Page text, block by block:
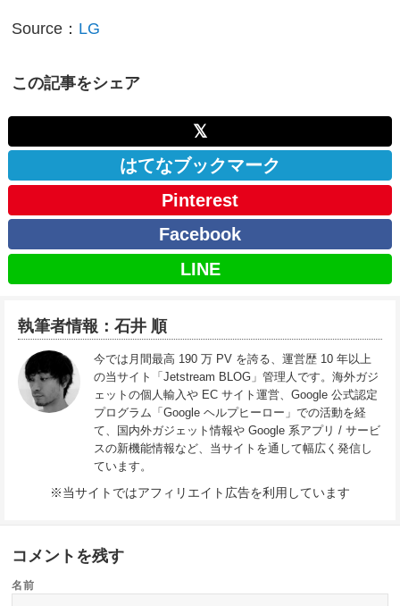
Source： LG
この記事をシェア
𝕏
はてなブックマーク
Pinterest
Facebook
LINE
執筆者情報：石井 順
今では月間最高 190 万 PV を誇る、運営歴 10 年以上
の当サイト「Jetstream BLOG」管理人です。海外ガジ
ェットの個人輸入や EC サイト運営、Google 公式認定
プログラム「Google ヘルプヒーロー」での活動を経
て、国内外ガジェット情報や Google 系アプリ / サービ
スの新機能情報など、当サイトを通して幅広く発信し
ています。
※当サイトではアフィリエイト広告を利用しています
コメントを残す
名前